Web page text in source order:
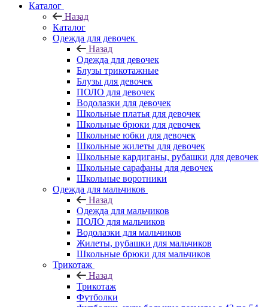
Каталог
Назад
Каталог
Одежда для девочек
Назад
Одежда для девочек
Блузы трикотажные
Блузы для девочек
ПОЛО для девочек
Водолазки для девочек
Школьные платья для девочек
Школьные брюки для девочек
Школьные юбки для девочек
Школьные жилеты для девочек
Школьные кардиганы, рубашки для девочек
Школьные сарафаны для девочек
Школьные воротники
Одежда для мальчиков
Назад
Одежда для мальчиков
ПОЛО для мальчиков
Водолазки для мальчиков
Жилеты, рубашки для мальчиков
Школьные брюки для мальчиков
Трикотаж
Назад
Трикотаж
Футболки